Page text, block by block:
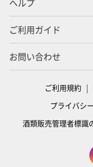
ヘルプ
ご利用ガイド
お問い合わせ
ご利用規約
プライバシ
酒類販売管理者標識